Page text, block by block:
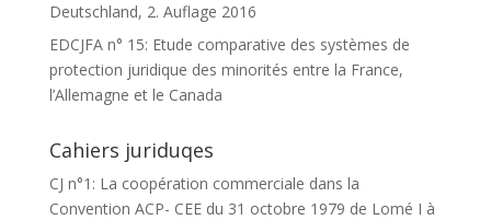
Deutschland, 2. Auflage 2016
EDCJFA n° 15: Etude comparative des systèmes de
protection juridique des minorités entre la France,
l’Allemagne et le Canada
Cahiers juriduqes
CJ n°1: La coopération commerciale dans la
Convention ACP- CEE du 31 octobre 1979 de Lomé I à